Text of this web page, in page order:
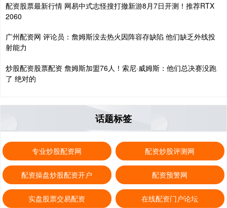
配资股票最新行情 网易中式志怪搜打撤新游8月7日开测！推荐RTX
2060
广州配资网 评论员：詹姆斯没去热火因阵容存缺陷 他们缺乏外线投
射能力
炒股配资股票配资 詹姆斯加盟76人！索尼·威姆斯：他们总决赛没跑
了 绝对的
话题标签
专业炒股配资网 配资炒股评测网
配资操盘炒股配资开户 配资预警网
实盘股票交易配资 在线配资门户论坛